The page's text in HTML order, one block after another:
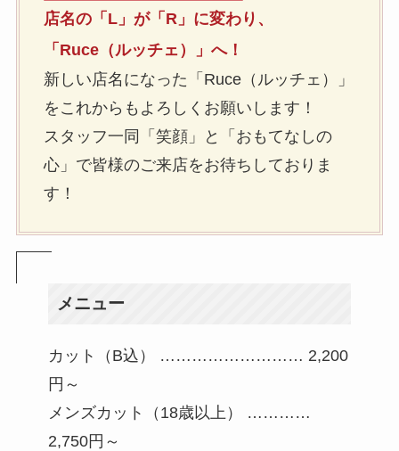
店名の「L」が「R」に変わり、
「Ruce（ルッチェ）」へ！
新しい店名になった「Ruce（ルッチェ）」
をこれからもよろしくお願いします！
スタッフ一同「笑顔」と「おもてなしの
心」で皆様のご来店をお待ちしておりま
す！
メニュー
カット（B込） ……………………… 2,200
円～
メンズカット（18歳以上） …………
2,750円～